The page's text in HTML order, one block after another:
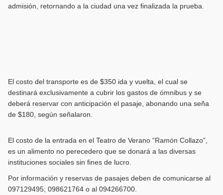
admisión, retornando a la ciudad una vez finalizada la prueba.
El costo del transporte es de $350 ida y vuelta, el cual se
destinará exclusivamente a cubrir los gastos de ómnibus y se
deberá reservar con anticipación el pasaje, abonando una seña
de $180, según señalaron.
El costo de la entrada en el Teatro de Verano “Ramón Collazo”,
es un alimento no perecedero que se donará a las diversas
instituciones sociales sin fines de lucro.
Por información y reservas de pasajes deben de comunicarse al
097129495; 098621764 o al 094266700.